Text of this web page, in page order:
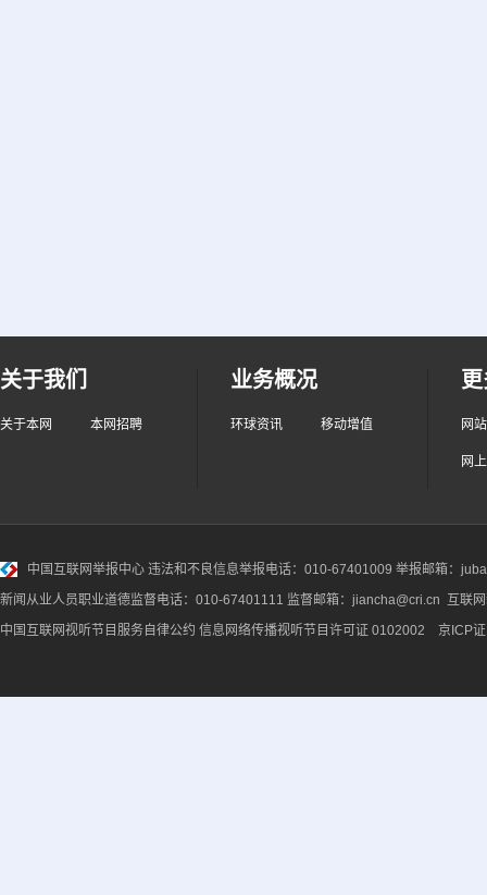
关于我们
关于本网 本网招聘
业务概况
环球资讯 移动增值 网
网
中国互联网举报中心 违法和不良信息举报电话：010-67401009 举报邮箱：
新闻从业人员职业道德监督电话：010-67401111 监督邮箱：jiancha@cri.cn 互联
中国互联网视听节目服务自律公约 信息网络传播视听节目许可证 0102002 京ICP